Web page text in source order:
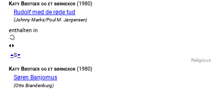
Katy Bødtger og et børnekor (1980)
Rudolf med de røde tud
(Johnny Marks/Poul M. Jørgensen)
enthalten in
S
Religious
Katy Bødtger og et børnekor (1980)
Søren Banjomus
(Otto Brandenburg)